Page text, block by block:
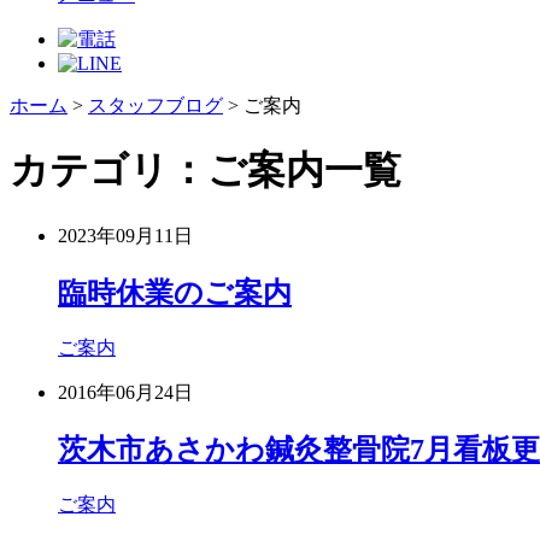
ホーム > スタッフブログ > ご案内
カテゴリ：ご案内一覧
2023年09月11日
臨時休業のご案内
ご案内
2016年06月24日
茨木市あさかわ鍼灸整骨院7月看板
ご案内